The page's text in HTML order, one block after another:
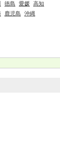
徳島 愛媛 高知
鹿児島 沖縄